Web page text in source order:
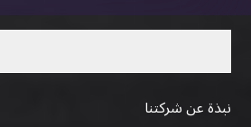
نبذة عن شركتنا